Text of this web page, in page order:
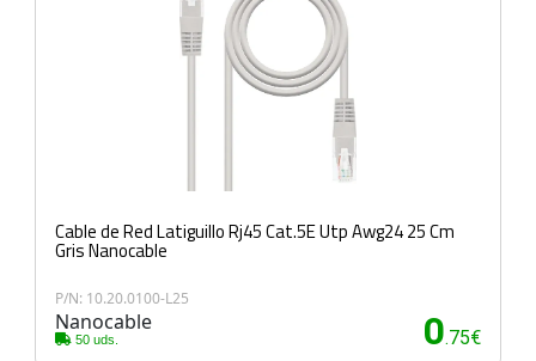
Cable de Red Latiguillo Rj45 Cat.5E Utp Awg24 25 Cm
Gris Nanocable
P/N: 10.20.0100-L25
Nanocable
50 uds. 0.75€